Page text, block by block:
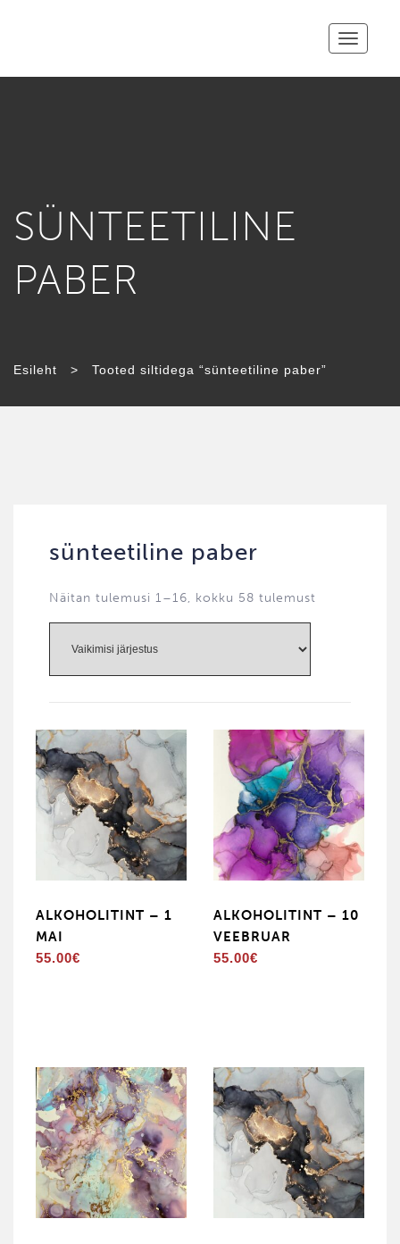
Toggle
SÜNTEETILINE
PABER
Esileht > Tooted siltidega “sünteetiline paber”
sünteetiline paber
Näitan tulemusi 1–16, kokku 58 tulemust
ALKOHOLITINT – 1
MAI
55.00€
ALKOHOLITINT – 10
VEEBRUAR
55.00€